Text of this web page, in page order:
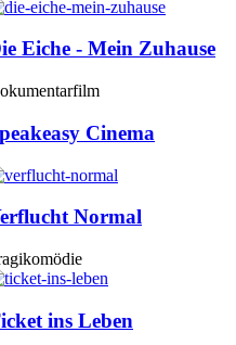
Eiche - Mein Zuhause
Cinema
Normal
ins Leben